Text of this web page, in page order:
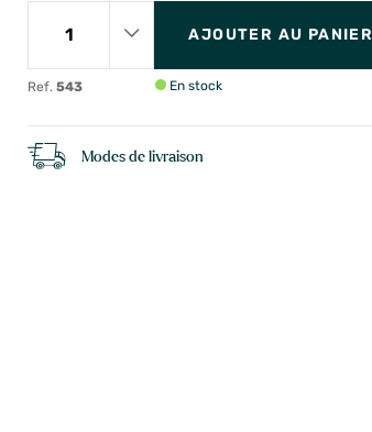
Ref.543
AJOUTER AU PANIER
En stock
Modes de livraison